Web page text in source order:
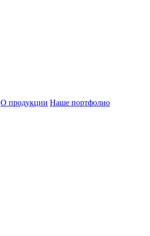
О продукции Наше портфолио